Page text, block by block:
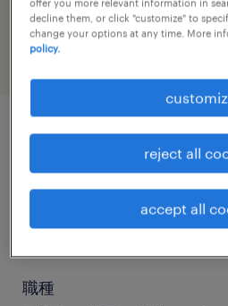
information technology
社名非公開
職種
offer you more relevant information in
decline them, or click "customize" to
change your options at any time. More
policy.
reject all
accept all